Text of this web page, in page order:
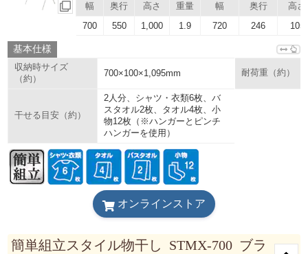
幅
奥行 高さ 重量 幅 奥行 高さ
700 550 1,000 1.9 720 246 105
基本仕様
収納時サイズ
（約）
700×100×1,095mm 耐荷重（約）
干せる目安（約）
2人分、シャツ・衣類6枚、バ
スタオル2枚、タオル4枚、小
物12枚（※ハンガーとピンチ
ハンガーを使用）
オンラインストア
簡単組立スタイル物干し STMX-700 ブラ